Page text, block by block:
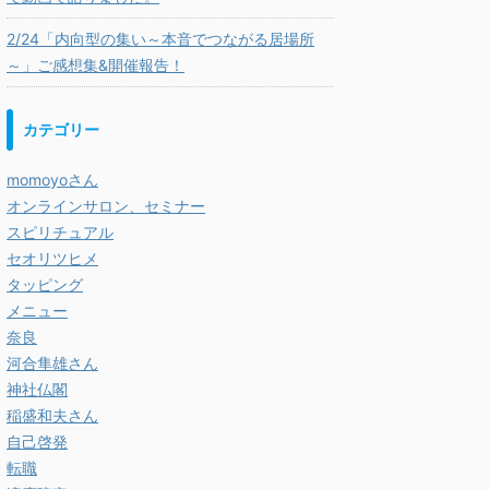
2/24「内向型の集い～本音でつながる居場所
～」ご感想集&開催報告！
カテゴリー
momoyoさん
オンラインサロン、セミナー
スピリチュアル
セオリツヒメ
タッピング
メニュー
奈良
河合隼雄さん
神社仏閣
稲盛和夫さん
自己啓発
転職